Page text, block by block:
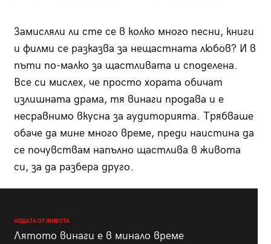
Замисляли ли сте се в колко много песни, книги
и филми се разказва за нещастната любов? И в
пъти по-малко за щастливата и споделена.
Все си мислех, че просто хората обичат
излишната драма, тя винаги продава и е
несравнимо вкусна за аудиторията. Трябваше
обаче да мине много време, преди наистина да
се почувствам напълно щастлива в живота
си, за да разбера друго.
НЕЩАТА ОТ ЖИВОТА
Лятото винаги е в минало време